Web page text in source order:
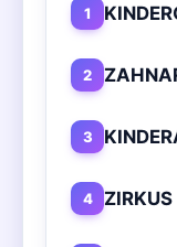
1
2
3
4 ZIRKUS